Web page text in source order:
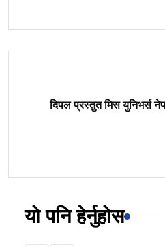
दिपल प्रस्तुत मिस युनिभर्स
यो पनि हेर्नुहोस